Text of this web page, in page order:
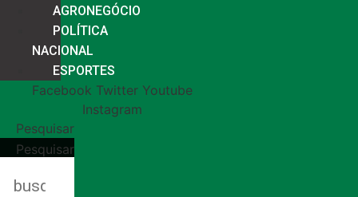
AGRONEGÓCIO
POLÍTICA
NACIONAL
ESPORTES
Facebook Twitter Youtube
Instagram
Pesquisar
Pesquisar